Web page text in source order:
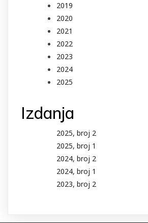
2019
2020
2021
2022
2023
2024
2025
Izdanja
2025, broj 2
2025, broj 1
2024, broj 2
2024, broj 1
2023, broj 2